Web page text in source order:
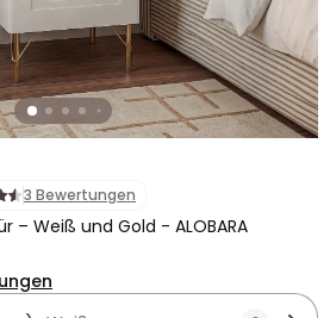
3 Bewertungen
– Weiß und Gold - ALOBARA